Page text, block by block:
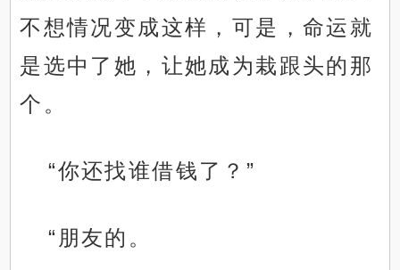
不想情况变成这样，可是，命运就
是选中了她，让她成为栽跟头的那
个。
“你还找谁借钱了？”
“朋友的。